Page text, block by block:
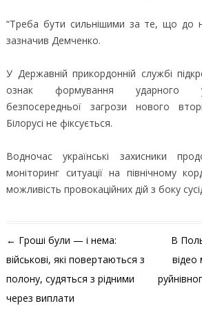
“Треба бути сильнішими за те, що до
зазначив Демченко.
У Державній прикордонній службі
ознак формування ударного
безпосередньої загрози нового
Білорусі не фіксується.
Водночас українські захисники
моніторинг ситуації на північному
можливість провокаційних дій з боку
Навігація по запису
← Гроші були — і нема:
військові, які повертаються з
полону, судяться з рідними
через виплати
В